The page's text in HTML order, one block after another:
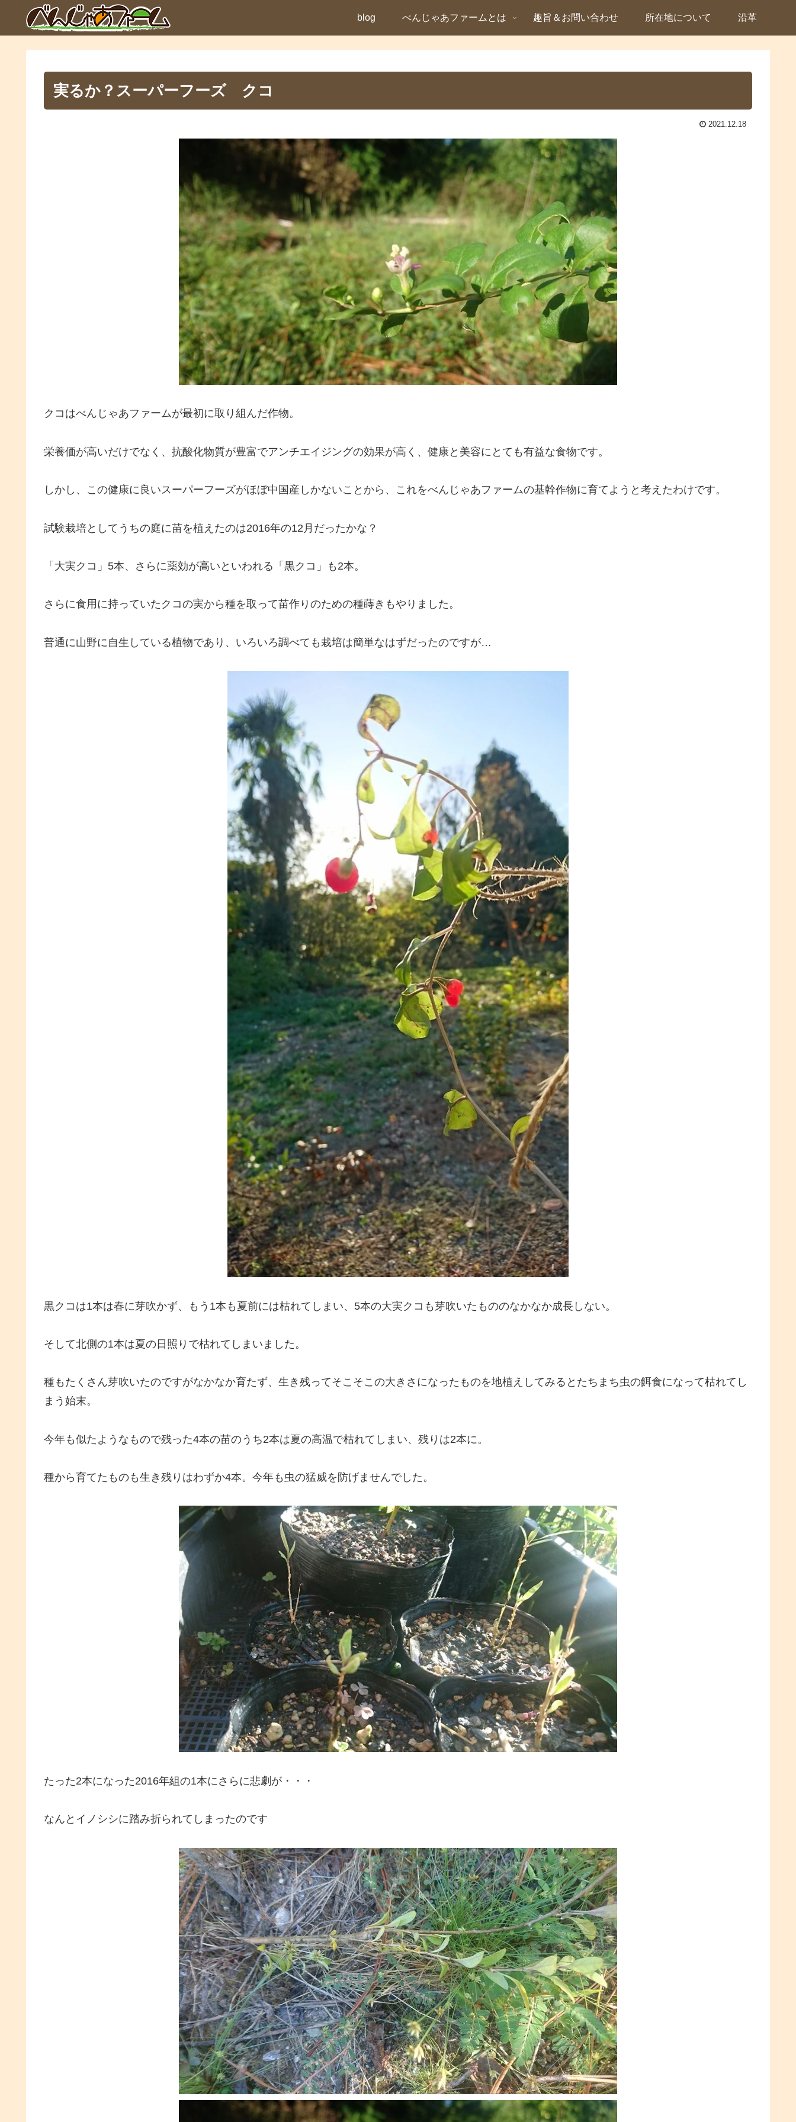
blog べんじゃあファームとは 趣旨＆お問い合わせ 所在地について 沿革
実るか？スーパーフーズ クコ
2021.12.18
クコはべんじゃあファームが最初に取り組んだ作物。
栄養価が高いだけでなく、抗酸化物質が豊富でアンチエイジングの効果が高く、健康と美容にとても有益な食物です。
しかし、この健康に良いスーパーフーズがほぼ中国産しかないことから、これをべんじゃあファームの基幹作物に育てようと考えたわけです。
試験栽培としてうちの庭に苗を植えたのは2016年の12月だったかな？
「大実クコ」5本、さらに薬効が高いといわれる「黒クコ」も2本。
さらに食用に持っていたクコの実から種を取って苗作りのための種蒔きもやりました。
普通に山野に自生している植物であり、いろいろ調べても栽培は簡単なはずだったのですが…
黒クコは1本は春に芽吹かず、もう1本も夏前には枯れてしまい、5本の大実クコも芽吹いたもののなかなか成長しない。
そして北側の1本は夏の日照りで枯れてしまいました。
種もたくさん芽吹いたのですがなかなか育たず、生き残ってそこそこの大きさになったものを地植えしてみるとたちまち虫の餌食になって枯れてし
まう始末。
今年も似たようなもので残った4本の苗のうち2本は夏の高温で枯れてしまい、残りは2本に。
種から育てたものも生き残りはわずか4本。今年も虫の猛威を防げませんでした。
たった2本になった2016年組の1本にさらに悲劇が・・・
なんとイノシシに踏み折られてしまったのです